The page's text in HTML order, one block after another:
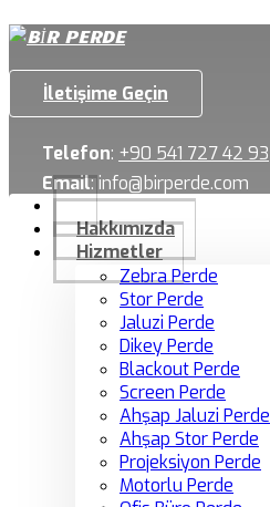
İletişime Geçin
Telefon: +90 541 727 42 93
Email:info@birperde.com
Hakkımızda
Hizmetler
Zebra Perde
Stor Perde
Jaluzi Perde
Dikey Perde
Blackout Perde
Screen Perde
Ahşap Jaluzi Perde
Ahşap Stor Perde
Projeksiyon Perde
Motorlu Perde